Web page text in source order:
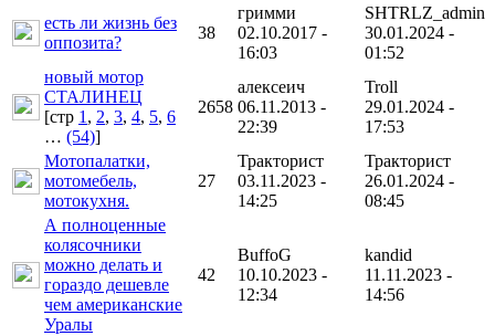
есть ли жизнь без
оппозита?
38
гримми
02.10.2017 -
16:03
SHTRLZ_admin
30.01.2024 -
01:52
новый мотор
СТАЛИНЕЦ
[cтр 1, 2, 3, 4, 5, 6
… (54)]
2658
алексеич
06.11.2013 -
22:39
Troll
29.01.2024 -
17:53
Мотопалатки,
мотомебель,
мотокухня.
27
Тракторист
03.11.2023 -
14:25
Тракторист
26.01.2024 -
08:45
А полноценные
колясочники
можно делать и
гораздо дешевле
чем американские
Уралы
42
BuffoG
10.10.2023 -
12:34
kandid
11.11.2023 -
14:56